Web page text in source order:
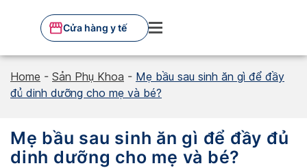
Cửa hàng y tế
Home - Sản Phụ Khoa - Mẹ bầu sau sinh ăn gì để đầy
đủ dinh dưỡng cho mẹ và bé?
Mẹ bầu sau sinh ăn gì để đầy đủ
dinh dưỡng cho mẹ và bé?